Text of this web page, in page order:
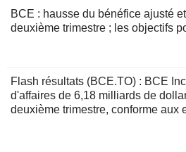
BCE : hausse du bénéfice ajusté
deuxième trimestre ; les objectifs
Flash résultats (BCE.TO) : BCE
d'affaires de 6,18 milliards de
deuxième trimestre, conforme aux